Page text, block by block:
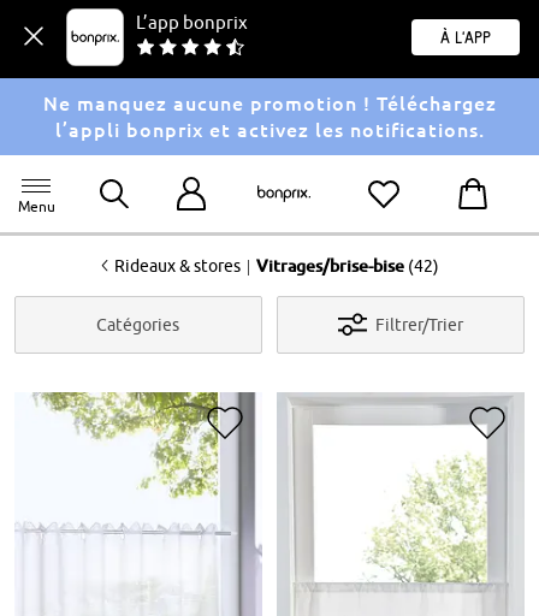
L’app bonprix
À l'app
Ne manquez aucune promotion ! Téléchargez
l’appli bonprix et activez les notifications.
Menu
<Rideaux & stores | Vitrages/brise-bise (42)
Catégories Filtrer/Trier